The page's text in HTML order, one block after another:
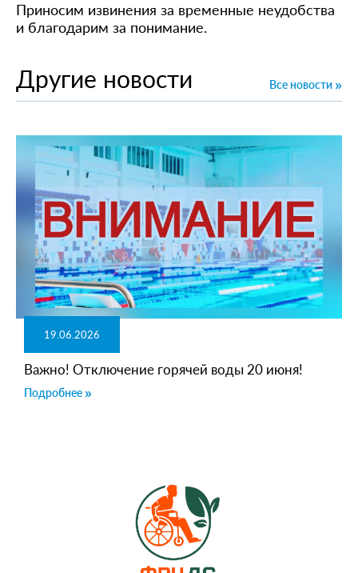
Приносим извинения за временные неудобства
и благодарим за понимание.
Другие новости Все новости
19.06.2026
Важно! Отключение горячей воды 20 июня!
Подробнее